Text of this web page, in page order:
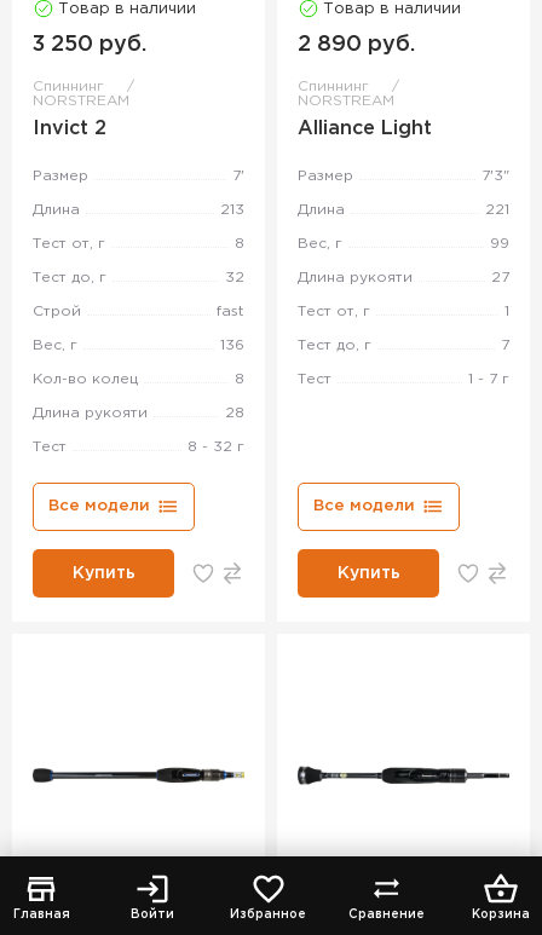
Главная Войти Избранное Сравнение Корзина
Товар в наличии
3 250 руб.
Спиннинг
NORSTREAM
Invict 2
Размер 7'
Длина 213
Тест от, г 8
Тест до, г 32
Строй fast
Вес, г 136
Кол-во колец 8
Длина рукояти 28
Тест 8 - 32 г
Все модели
Купить
Товар в наличии
2 890 руб.
Спиннинг
NORSTREAM
Alliance Light
Размер 7'3"
Длина 221
Вес, г 99
Длина рукояти 27
Тест от, г 1
Тест до, г 7
Тест 1 - 7 г
Все модели
Купить